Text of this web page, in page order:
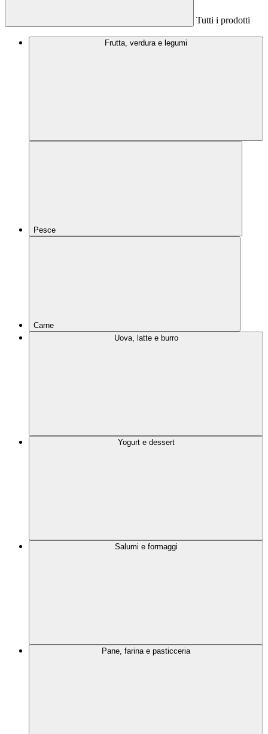
Tutti i prodotti
Frutta, verdura e legumi
Pesce
Carne
Uova, latte e burro
Yogurt e dessert
Salumi e formaggi
Pane, farina e pasticceria